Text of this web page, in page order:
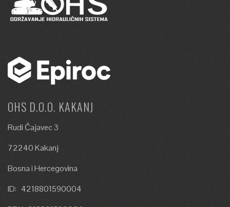
OHS D.O.O. KAKANJ
Rudi Čajavec 3
72240 Kakanj
Bosna i Hercegovina
ID: 4218801590004